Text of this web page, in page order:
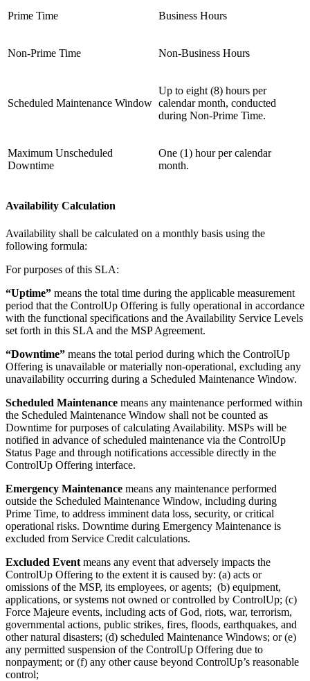
Prime Time Business Hours
Non-Prime Time Non-Business Hours
Scheduled Maintenance Window
Up to eight (8) hours per
calendar month, conducted
during Non-Prime Time.
Maximum Unscheduled
Downtime
One (1) hour per calendar
month.
Availability Calculation
Availability shall be calculated on a monthly basis using the
following formula:
For purposes of this SLA:
“Uptime” means the total time during the applicable measurement
period that the ControlUp Offering is fully operational in accordance
with the functional specifications and the Availability Service Levels
set forth in this SLA and the MSP Agreement.
“Downtime” means the total period during which the ControlUp
Offering is unavailable or materially non-operational, excluding any
unavailability occurring during a Scheduled Maintenance Window.
Scheduled Maintenance means any maintenance performed within
the Scheduled Maintenance Window shall not be counted as
Downtime for purposes of calculating Availability. MSPs will be
notified in advance of scheduled maintenance via the ControlUp
Status Page and through notifications accessible directly in the
ControlUp Offering interface.
Emergency Maintenance means any maintenance performed
outside the Scheduled Maintenance Window, including during
Prime Time, to address imminent data loss, security, or critical
operational risks. Downtime during Emergency Maintenance is
excluded from Service Credit calculations.
Excluded Event means any event that adversely impacts the
ControlUp Offering to the extent it is caused by: (a) acts or
omissions of the MSP, its employees, or agents; (b) equipment,
applications, or systems not owned or controlled by ControlUp; (c)
Force Majeure events, including acts of God, riots, war, terrorism,
governmental actions, public strikes, fires, floods, earthquakes, and
other natural disasters; (d) scheduled Maintenance Windows; or (e)
any permitted suspension of the ControlUp Offering due to
nonpayment; or (f) any other cause beyond ControlUp’s reasonable
control;